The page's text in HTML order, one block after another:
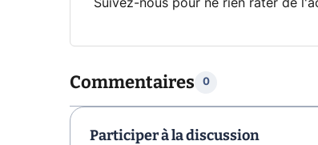
Suivez-nous pour ne rien rater de
Commentaires 0
Participer à la discussion